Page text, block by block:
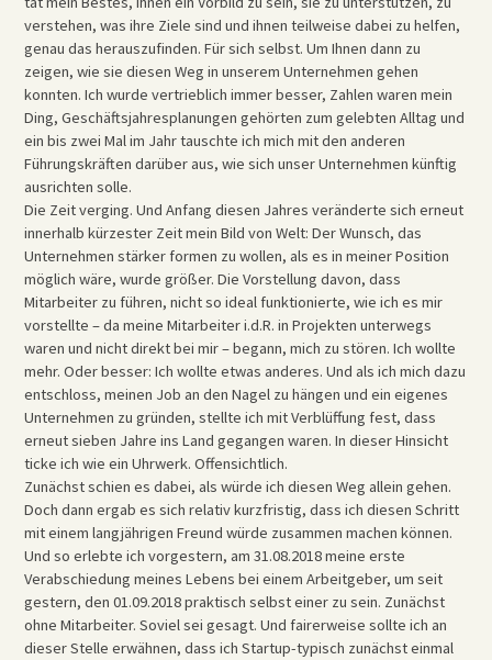
verstehen, was ihre Ziele sind und ihnen teilweise dabei zu helfen,
genau das herauszufinden. Für sich selbst. Um Ihnen dann zu
zeigen, wie sie diesen Weg in unserem Unternehmen gehen
konnten. Ich wurde vertrieblich immer besser, Zahlen waren mein
Ding, Geschäftsjahresplanungen gehörten zum gelebten Alltag und
ein bis zwei Mal im Jahr tauschte ich mich mit den anderen
Führungskräften darüber aus, wie sich unser Unternehmen künftig
ausrichten solle.
Die Zeit verging. Und Anfang diesen Jahres veränderte sich erneut
innerhalb kürzester Zeit mein Bild von Welt: Der Wunsch, das
Unternehmen stärker formen zu wollen, als es in meiner Position
möglich wäre, wurde größer. Die Vorstellung davon, dass
Mitarbeiter zu führen, nicht so ideal funktionierte, wie ich es mir
vorstellte – da meine Mitarbeiter i.d.R. in Projekten unterwegs
waren und nicht direkt bei mir – begann, mich zu stören. Ich wollte
mehr. Oder besser: Ich wollte etwas anderes. Und als ich mich dazu
entschloss, meinen Job an den Nagel zu hängen und ein eigenes
Unternehmen zu gründen, stellte ich mit Verblüffung fest, dass
erneut sieben Jahre ins Land gegangen waren. In dieser Hinsicht
ticke ich wie ein Uhrwerk. Offensichtlich.
Zunächst schien es dabei, als würde ich diesen Weg allein gehen.
Doch dann ergab es sich relativ kurzfristig, dass ich diesen Schritt
mit einem langjährigen Freund würde zusammen machen können.
Und so erlebte ich vorgestern, am 31.08.2018 meine erste
Verabschiedung meines Lebens bei einem Arbeitgeber, um seit
gestern, den 01.09.2018 praktisch selbst einer zu sein. Zunächst
ohne Mitarbeiter. Soviel sei gesagt. Und fairerweise sollte ich an
dieser Stelle erwähnen, dass ich Startup-typisch zunächst einmal